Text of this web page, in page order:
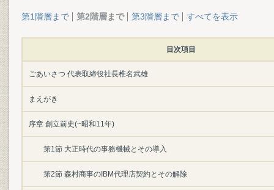
第1階層まで 第2階層まで 第3階層まで すべてを表示
目次項目
ごあいさつ 代表取締役社長椎名武雄
まえがき
序章 創立前史(~昭和11年)
第1節 大正時代の事務機械とその導入
第2節 森村商事のIBM代理店契約とその解除